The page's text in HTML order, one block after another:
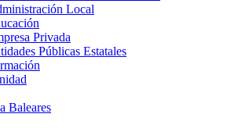
Local
Privada
Públicas Estatales
Baleares